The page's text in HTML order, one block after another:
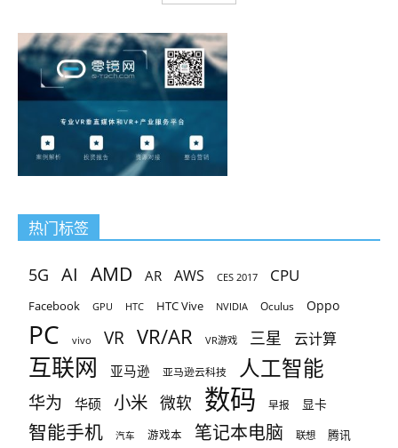
热门标签
5G AI AMD AR AWS CES 2017 CPU
Facebook GPU HTC HTC Vive NVIDIA Oculus Oppo
PC vivo VR VR/AR VR游戏 三星 云计算
互联网 亚马逊 亚马逊云科技 人工智能
华为 华硕 小米 微软 数码 早报 显卡
智能手机 汽车 游戏本 笔记本电脑 联想 腾讯